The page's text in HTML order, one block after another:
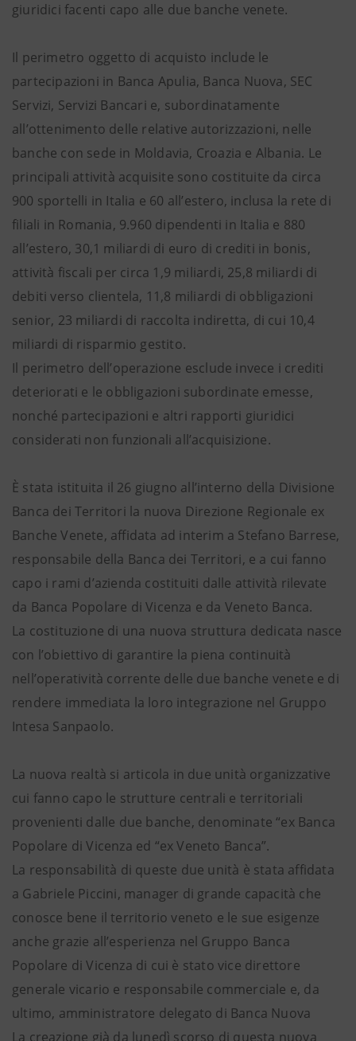
giuridici facenti capo alle due banche venete.
Il perimetro oggetto di acquisto include le
partecipazioni in Banca Apulia, Banca Nuova, SEC
Servizi, Servizi Bancari e, subordinatamente
all’ottenimento delle relative autorizzazioni, nelle
banche con sede in Moldavia, Croazia e Albania. Le
principali attività acquisite sono costituite da circa
900 sportelli in Italia e 60 all’estero, inclusa la rete di
filiali in Romania, 9.960 dipendenti in Italia e 880
all’estero, 30,1 miliardi di euro di crediti in bonis,
attività fiscali per circa 1,9 miliardi, 25,8 miliardi di
debiti verso clientela, 11,8 miliardi di obbligazioni
senior, 23 miliardi di raccolta indiretta, di cui 10,4
miliardi di risparmio gestito.
Il perimetro dell’operazione esclude invece i crediti
deteriorati e le obbligazioni subordinate emesse,
nonché partecipazioni e altri rapporti giuridici
considerati non funzionali all’acquisizione.
È stata istituita il 26 giugno all’interno della Divisione
Banca dei Territori la nuova Direzione Regionale ex
Banche Venete, affidata ad interim a Stefano Barrese,
responsabile della Banca dei Territori, e a cui fanno
capo i rami d’azienda costituiti dalle attività rilevate
da Banca Popolare di Vicenza e da Veneto Banca.
La costituzione di una nuova struttura dedicata nasce
con l’obiettivo di garantire la piena continuità
nell’operatività corrente delle due banche venete e di
rendere immediata la loro integrazione nel Gruppo
Intesa Sanpaolo.
La nuova realtà si articola in due unità organizzative
cui fanno capo le strutture centrali e territoriali
provenienti dalle due banche, denominate “ex Banca
Popolare di Vicenza ed “ex Veneto Banca”.
La responsabilità di queste due unità è stata affidata
a Gabriele Piccini, manager di grande capacità che
conosce bene il territorio veneto e le sue esigenze
anche grazie all’esperienza nel Gruppo Banca
Popolare di Vicenza di cui è stato vice direttore
generale vicario e responsabile commerciale e, da
ultimo, amministratore delegato di Banca Nuova
La creazione già da lunedì scorso di questa nuova